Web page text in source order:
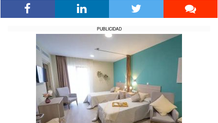
PUBLICIDAD